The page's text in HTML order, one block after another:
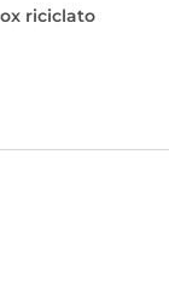
riciclato